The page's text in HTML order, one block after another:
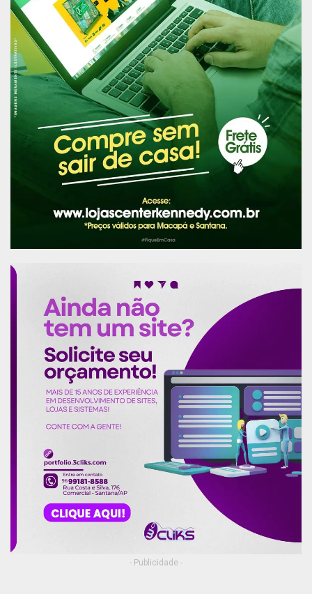
Inauguração das exposições Mestre Trokkal,
às 19h.
Corte do bolo em homenagem ao Dia
Estadual do Artesão, às 20h
Publicidade (x)
- Publicidade -